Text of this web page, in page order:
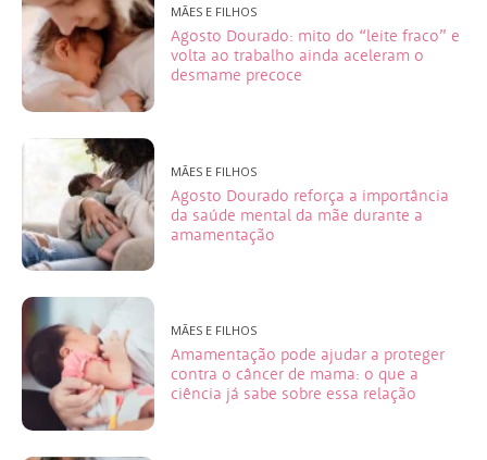
MÃES E FILHOS
Agosto Dourado: mito do “leite fraco” e
volta ao trabalho ainda aceleram o
desmame precoce
MÃES E FILHOS
Agosto Dourado reforça a importância
da saúde mental da mãe durante a
amamentação
MÃES E FILHOS
Amamentação pode ajudar a proteger
contra o câncer de mama: o que a
ciência já sabe sobre essa relação